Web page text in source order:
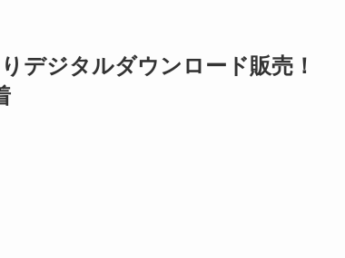
デジタルダウンロード販売！